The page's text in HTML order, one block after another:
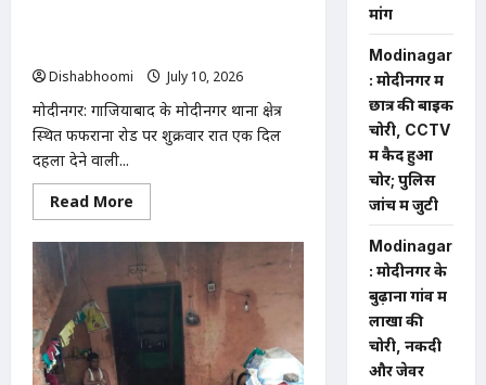
Dishabhoomi
July 10, 2026
मोदीनगर: गाजियाबाद के मोदीनगर थाना क्षेत्र
स्थित फफराना रोड पर शुक्रवार रात एक दिल
दहला देने वाली...
Read More
more
मोदीनगर
फफराना
रोड
पर
ससुर
की
मांग
Modinagar
: मोदीनगर में
छात्र की बाइक
चोरी, CCTV
में कैद हुआ
चोर; पुलिस
जांच में जुटी
Modinagar
: मोदीनगर के
बुढ़ाना गांव में
लाखों की
चोरी, नकदी
और जेवर